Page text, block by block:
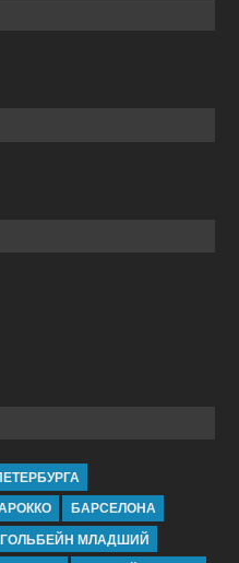
БАРСЕЛОНА
МЛАДШИЙ